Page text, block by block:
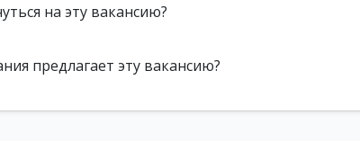
на эту вакансию?
предлагает эту вакансию?